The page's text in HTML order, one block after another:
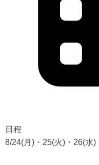
日程
8/24(月)・25(火)・26(水)